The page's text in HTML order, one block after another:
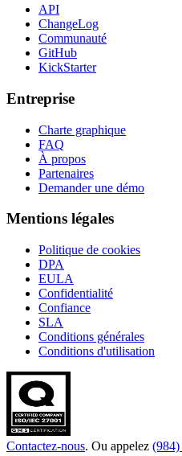
API
ChangeLog
Communauté
GitHub
KickStarter
Entreprise
Charte graphique
FAQ
À propos
Partenaires
Demander une démo
Mentions légales
Politique de cookies
DPA
EULA
Confidentialité
Confiance
SLA
Conditions générales
Conditions d'utilisation
Contactez-nous. Ou appelez